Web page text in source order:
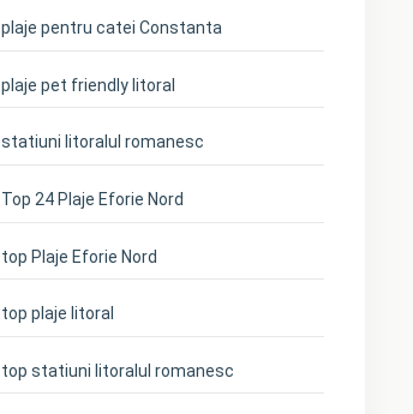
plaje pentru catei Constanta
plaje pet friendly litoral
statiuni litoralul romanesc
Top 24 Plaje Eforie Nord
top Plaje Eforie Nord
top plaje litoral
top statiuni litoralul romanesc